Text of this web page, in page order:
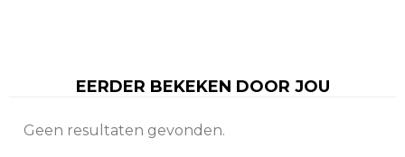
EERDER BEKEKEN DOOR JOU
Geen resultaten gevonden.